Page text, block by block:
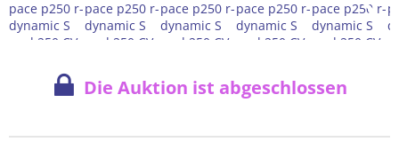
Die Auktion ist abgeschlossen